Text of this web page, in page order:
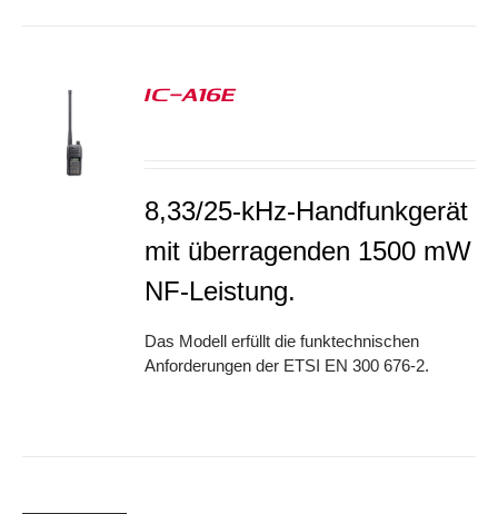
IC-A16E
8,33/25-kHz-Handfunkgerät
mit überragenden 1500 mW
NF-Leistung.
Das Modell erfüllt die funktechnischen
Anforderungen der ETSI EN 300 676-2.